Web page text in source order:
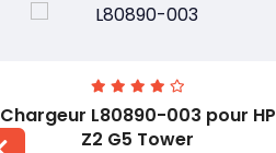
Chargeur L80890-003 pour HP
Z2 G5 Tower